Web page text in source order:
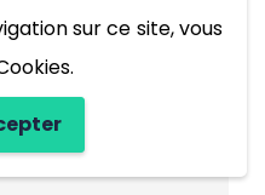
sur ce site, vous
le matelas